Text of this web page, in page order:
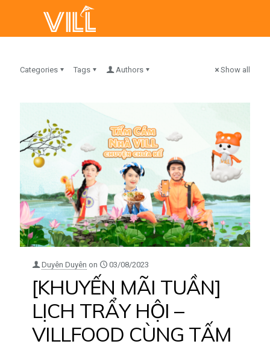
Categories Tags Authors Show all
Duyên Duyên on 03/08/2023
[KHUYẾN MÃI TUẦN]
LỊCH TRẨY HỘI –
VILLFOOD CÙNG TẤM